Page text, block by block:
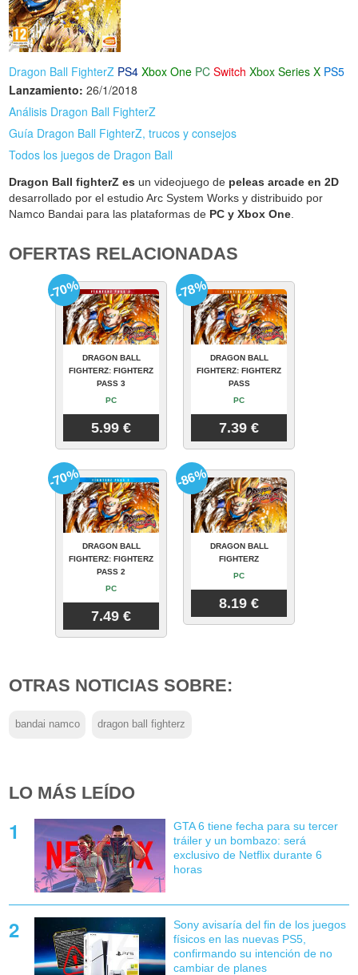
Dragon Ball FighterZ PS4 Xbox One PC Switch Xbox Series X PS5
Lanzamiento: 26/1/2018
Análisis Dragon Ball FighterZ
Guía Dragon Ball FighterZ, trucos y consejos
Todos los juegos de Dragon Ball
Dragon Ball fighterZ es un videojuego de peleas arcade en 2D
desarrollado por el estudio Arc System Works y distribuido por
Namco Bandai para las plataformas de PC y Xbox One.
OFERTAS RELACIONADAS
DRAGON BALL
FIGHTERZ: FIGHTERZ
PASS 3
PC
5.99 €
-70%
DRAGON BALL
FIGHTERZ: FIGHTERZ
PASS
PC
7.39 €
-78%
DRAGON BALL
FIGHTERZ: FIGHTERZ
PASS 2
PC
7.49 €
-70%
DRAGON BALL
FIGHTERZ
PC
8.19 €
-86%
OTRAS NOTICIAS SOBRE:
bandai namco dragon ball fighterz
LO MÁS LEÍDO
GTA 6 tiene fecha para su tercer
tráiler y un bombazo: será
exclusivo de Netflix durante 6
horas
Sony avisaría del fin de los juegos
físicos en las nuevas PS5,
confirmando su intención de no
cambiar de planes